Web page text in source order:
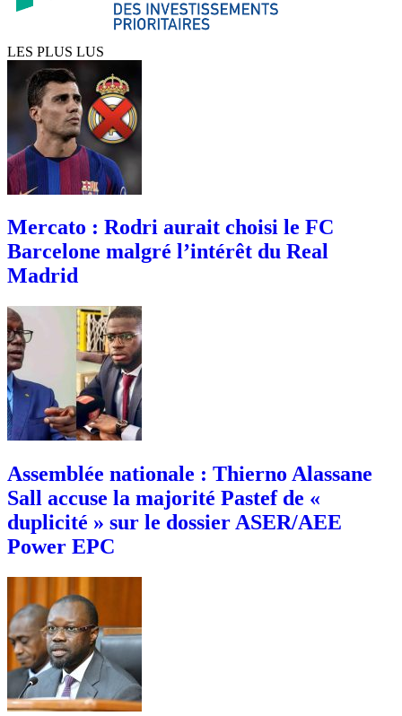
LES PLUS LUS
Mercato : Rodri aurait choisi le FC
Barcelone malgré l’intérêt du Real
Madrid
Assemblée nationale : Thierno Alassane
Sall accuse la majorité Pastef de «
duplicité » sur le dossier ASER/AEE
Power EPC